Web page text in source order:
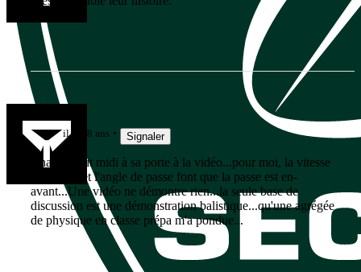
il y a 8 ans Signaler
Chacun voit midi à sa porte à la vidéo...pour moi, la vitesse
du joueur et l'angle de passe font que la passe est en-
avant...Une vidéo ne démontre rien...la seule base de
discussion est une démonstration balistique...qu'une agrégée
de physique en classe prépa m'a pondue...